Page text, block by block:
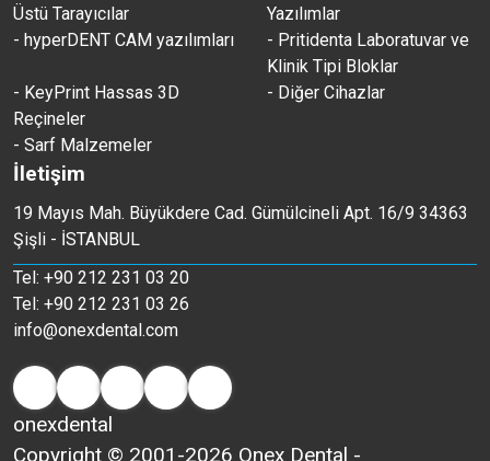
Üstü Tarayıcılar
Yazılımlar
- hyperDENT CAM yazılımları
- Pritidenta Laboratuvar ve
Klinik Tipi Bloklar
- KeyPrint Hassas 3D
Reçineler
- Diğer Cihazlar
- Sarf Malzemeler
İletişim
19 Mayıs Mah. Büyükdere Cad. Gümülcineli Apt. 16/9 34363
Şişli - İSTANBUL
Tel: +90 212 231 03 20
Tel: +90 212 231 03 26
info@onexdental.com
onexdental
Copyright © 2001-2026 Onex Dental -